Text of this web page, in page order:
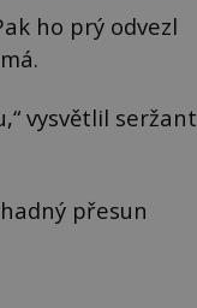
ho prý odvezl
vysvětlil seržant
přesun